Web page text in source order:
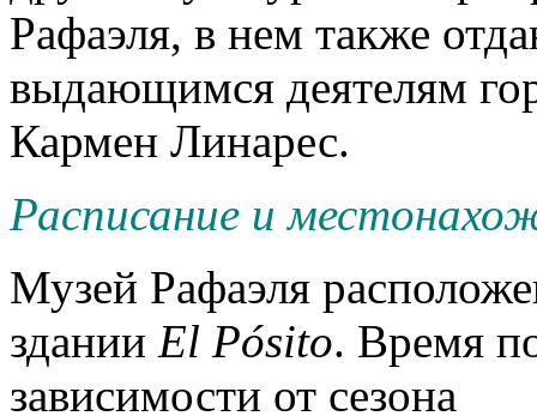
Рафаэля, в нем также
выдающимся деятелям
Кармен Линарес.
Расписание и
Музей Рафаэля
здании El Pósito. Время
зависимости от сезона